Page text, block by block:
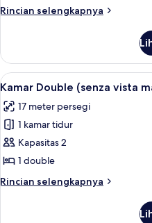
Rincian selengkapnya
Rincian
Suite
Lihat
semua
foto
untuk
Kamar
Double
(senza
vista
4
Kamar Double (senza vista
17 meter persegi
1 kamar tidur
Kapasitas 2
1 double
Rincian selengkapnya
Rincian